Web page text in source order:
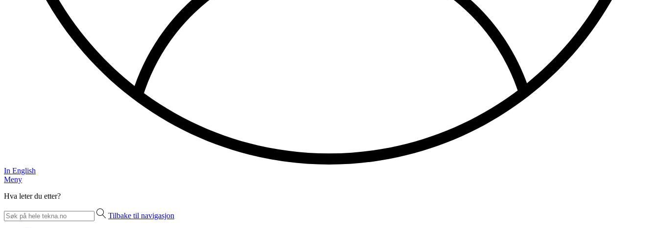
In English
Meny
Hva leter du etter?
Tilbake til navigasjon